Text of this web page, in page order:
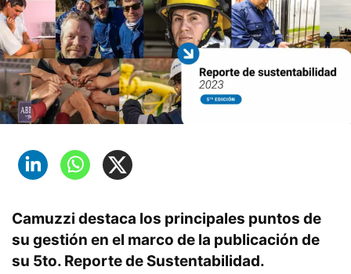
Camuzzi destaca los principales puntos de
su gestión en el marco de la publicación de
su 5to. Reporte de Sustentabilidad.